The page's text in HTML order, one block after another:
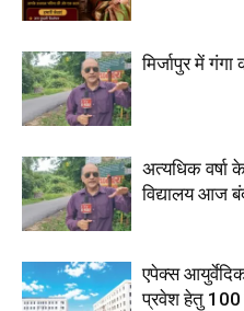
मिर्जापुर में
अत्यधिक
विद्यालय आज
एपेक्स
प्रवेश हेतु 100